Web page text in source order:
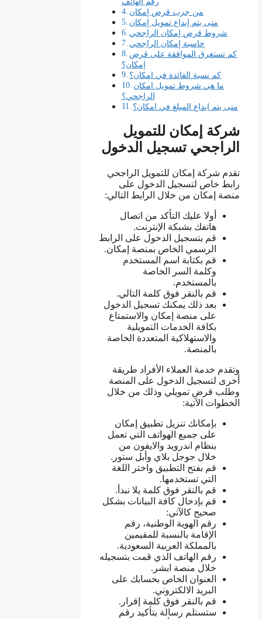
من جرب قرض إمكان
متى يتم إيداع تمويل إمكان
شروط قرض إمكان الراجحي
حاسبة إمكان الراجحي
كم تستغرق الموافقة على قرض
إمكان؟
كم نسبة الفائدة في امكان؟
ما هي شروط تمويل امكان
الراجحي؟
متى يتم ايداع المبلغ في امكان؟
شركة إمكان للتمويل
الراجحي تسجيل الدخول
تقدم شركة إمكان للتمويل الراجحي
رابط خاص لتسجيل الدخول على
منصة إمكان من خلال الرابط التالي:
أولا عليك التأكد من اتصال
هاتفك بشبكة الإنترنت.
قم بتسجيل الدخول على الرابط
الرسمي الخاص بمنصة إمكان.
قم بكتابة اسم المستخدم
وكلمة السر الخاصة
بالمستخدم.
قم بالنقر فوق كلمة التالي.
بعد ذلك يمكنك تسجيل الدخول
على منصة إمكان والاستمتاع
بكافة الخدمات التمويلية
والاستهلاكية المتعددة الخاصة
بالمنصة.
وتقدم خدمة العملاء الأفراد طريقة
أخرى لتسجيل الدخول على المنصة
وطلب قرض تمويلي وذلك من خلال
الخطوات الآتية:
بإمكانك تنزيل تطبيق إمكان
على جميع الهواتف التي تعمل
بنظام اندرويد والايفون من
خلال جوجل بلاي وأبل ستور.
قم بفتح التطبيق واختر اللغة
التي تستخدمها.
قم بالنقر فوق كلمة يلا نبدأ.
قم بإدخال كافة البيانات بشكل
صحيح كالآتي:
رقم الهوية الوطنية، رقم
الإقامة بالنسبة للمقيمين
بالمملكة العربية السعودية.
رقم الهاتف الذي قمت بتسجيله
خلال منصة ابشر.
العنوان الخاص بحسابك على
البريد الالكتروني.
قم بالنقر فوق كلمة إقرار.
ستستلم رسالة بتأكيد رقم